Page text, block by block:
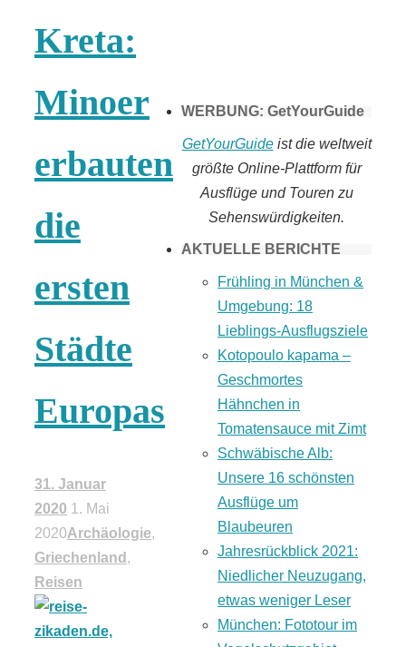
Kreta:
Minoer
erbauten
die
ersten
Städte
Europas
31. Januar
2020 1. Mai
2020Archäologie,
Griechenland ,
Reisen
WERBUNG: GetYourGuide
GetYourGuideist die weltweit
größte Online-Plattform für
Ausflüge und Touren zu
Sehenswürdigkeiten.
AKTUELLE BERICHTE
Frühling in München &
Umgebung: 18
Lieblings-Ausflugsziele
Kotopoulo kapama –
Geschmortes
Hähnchen in
Tomatensauce mit Zimt
Schwäbische Alb:
Unsere 16 schönsten
Ausflüge um
Blaubeuren
Jahresrückblick 2021:
Niedlicher Neuzugang,
etwas weniger Leser
München: Fototour im